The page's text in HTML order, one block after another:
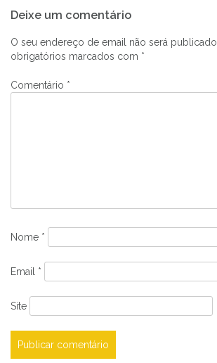
de
artigos
Deixe um comentário
O seu endereço de email não será publicado.
obrigatórios marcados com *
Comentário *
Nome *
Email *
Site